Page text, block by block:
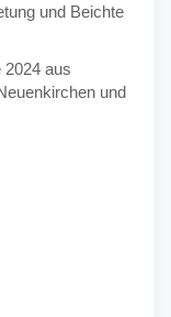
und Beichte
2024 aus
und